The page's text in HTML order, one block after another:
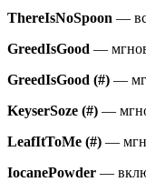
ThereIsNoSpoon —
GreedIsGood —
GreedIsGood (#) —
KeyserSoze (#) —
LeafItToMe (#) —
IocanePowder —